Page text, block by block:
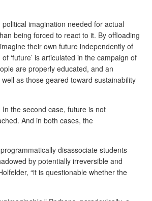
imagination needed for actual
being forced to react to it. By offloading
their own future independently of
‘future’ is articulated in the campaign of
are properly educated, and an
as those geared toward sustainability
the second case, future is not
And in both cases, the
disassociate students
by potentially irreversible and
“it is questionable whether the